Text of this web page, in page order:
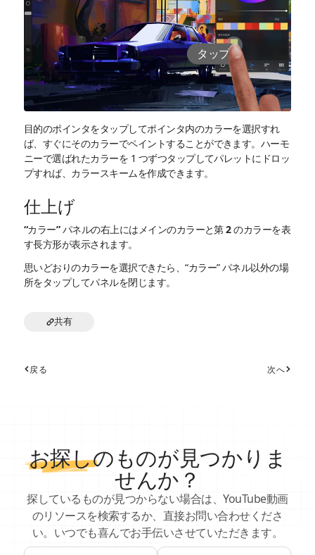
タップ
目的のポインタをタップしてポインタ内のカラーを選択すれ
ば、すぐにそのカラーでペイントすることができます。ハーモ
ニーで選ばれたカラーを 1 つずつタップしてパレットにドロッ
プすれば、カラースキームを作成できます。
仕上げ
“カラー” パネルの右上にはメインのカラーと第 2 のカラーを表
す長方形が表示されます。
思いどおりのカラーを選択できたら、“カラー” パネル以外の場
所をタップしてパネルを閉じます。
共有
戻る 次へ
お探しのものが見つかりま
せんか？
探しているものが見つからない場合は、YouTube動画
のリソースを検索するか、直接お問い合わせくださ
い。いつでも喜んでお手伝いさせていただきます。